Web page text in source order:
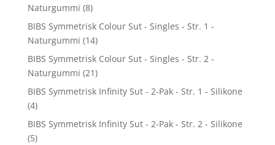
Naturgummi (8)
BIBS Symmetrisk Colour Sut - Singles - Str. 1 -
Naturgummi (14)
BIBS Symmetrisk Colour Sut - Singles - Str. 2 -
Naturgummi (21)
BIBS Symmetrisk Infinity Sut - 2-Pak - Str. 1 - Silikone
(4)
BIBS Symmetrisk Infinity Sut - 2-Pak - Str. 2 - Silikone
(5)